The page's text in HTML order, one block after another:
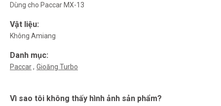
Dùng cho Paccar MX-13
Vật liệu:
Không Amiang
Danh mục:
Paccar Gioăng Turbo
Vì sao tôi không thấy hình ảnh sản phẩm?